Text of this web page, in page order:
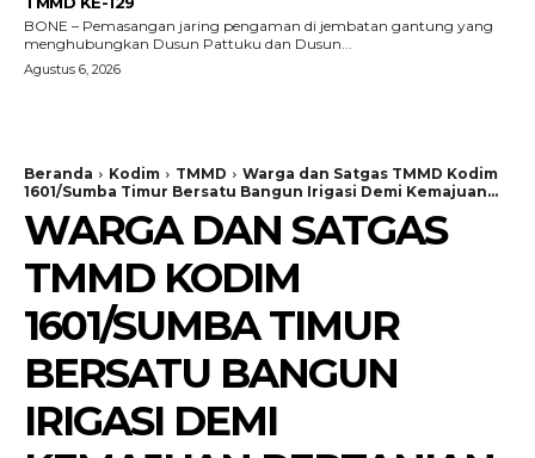
BONE – Pemasangan jaring pengaman di jembatan gantung yang
menghubungkan Dusun Pattuku dan Dusun...
Agustus 6, 2026